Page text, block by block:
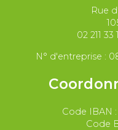
Paix et droit
Rue
02 211 33
N° d'entreprise :
Code IBAN
Code